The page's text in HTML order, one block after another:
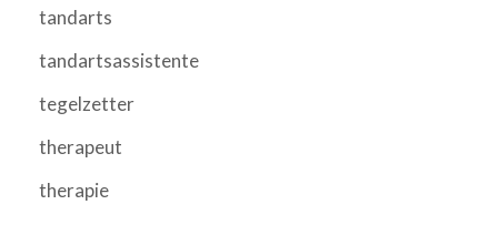
tandarts
tandartsassistente
tegelzetter
therapeut
therapie